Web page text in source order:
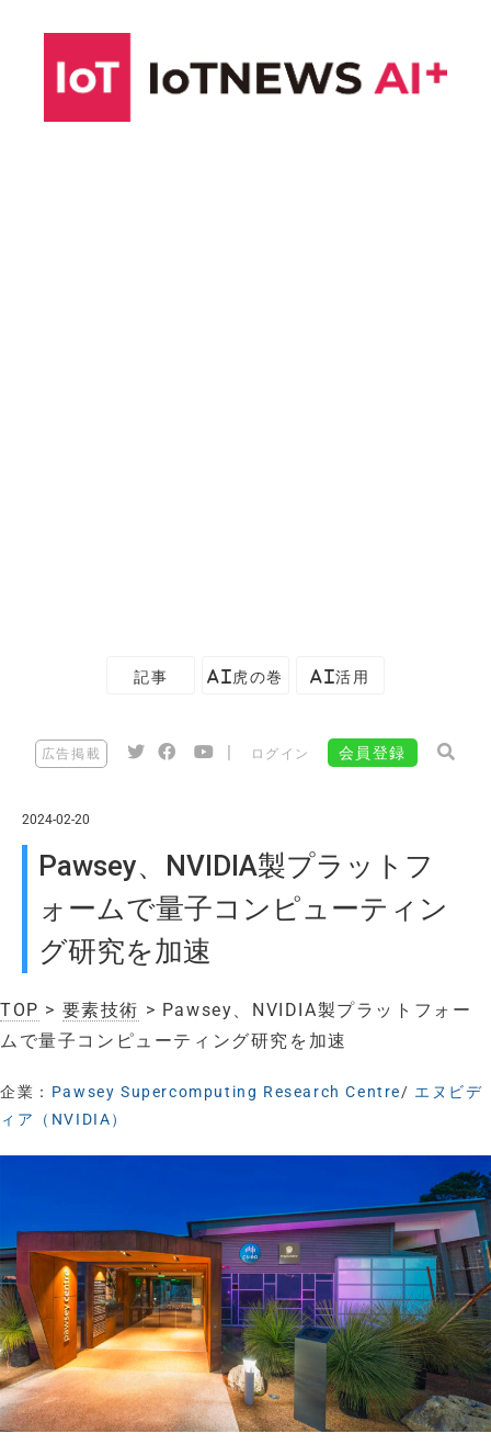
記事 AI虎の巻 AI活用
広告掲載 ログイン 会員登録
2024-02-20
Pawsey、NVIDIA製プラットフ
ォームで量子コンピューティン
グ研究を加速
TOP > 要素技術 > Pawsey、NVIDIA製プラットフォー
ムで量子コンピューティング研究を加速
企業： Pawsey Supercomputing Research Centre/ エヌビデ
ィア（NVIDIA）